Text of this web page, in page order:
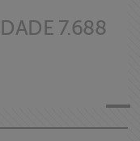
7.688